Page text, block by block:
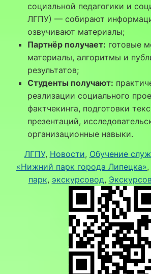
социальной педагогики и
ЛГПУ) — собирают
озвучивают материалы;
Партнёр получает: готовые
материалы, алгоритмы и
результатов;
Студенты получают:
реализации социального
фактчекинга, подготовки
презентаций,
организационные навыки.
ЛГПУ, Новости, Обучение
«Нижний парк города Липецка»,
парк, экскурсовод,